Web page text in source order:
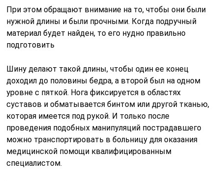
При этом обращают внимание на то, чтобы они были
нужной длины и были прочными. Когда подручный
материал будет найден, то его нудно правильно
подготовить
Шину делают такой длины, чтобы один ее конец
доходил до половины бедра, а второй был на одном
уровне с пяткой. Нога фиксируется в областях
суставов и обматывается бинтом или другой тканью,
которая имеется под рукой. И только после
проведения подобных манипуляций пострадавшего
можно транспортировать в больницу для оказания
медицинской помощи квалифицированным
специалистом.